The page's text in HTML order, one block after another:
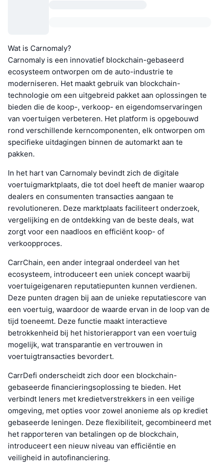
Wat is Carnomaly?
Carnomaly is een innovatief blockchain-gebaseerd
ecosysteem ontworpen om de auto-industrie te
moderniseren. Het maakt gebruik van blockchain-
technologie om een uitgebreid pakket aan oplossingen te
bieden die de koop-, verkoop- en eigendomservaringen
van voertuigen verbeteren. Het platform is opgebouwd
rond verschillende kerncomponenten, elk ontworpen om
specifieke uitdagingen binnen de automarkt aan te
pakken.
In het hart van Carnomaly bevindt zich de digitale
voertuigmarktplaats, die tot doel heeft de manier waarop
dealers en consumenten transacties aangaan te
revolutioneren. Deze marktplaats faciliteert onderzoek,
vergelijking en de ontdekking van de beste deals, wat
zorgt voor een naadloos en efficiënt koop- of
verkoopproces.
CarrChain, een ander integraal onderdeel van het
ecosysteem, introduceert een uniek concept waarbij
voertuigeigenaren reputatiepunten kunnen verdienen.
Deze punten dragen bij aan de unieke reputatiescore van
een voertuig, waardoor de waarde ervan in de loop van de
tijd toeneemt. Deze functie maakt interactieve
betrokkenheid bij het historierapport van een voertuig
mogelijk, wat transparantie en vertrouwen in
voertuigtransacties bevordert.
CarrDefi onderscheidt zich door een blockchain-
gebaseerde financieringsoplossing te bieden. Het
verbindt leners met kredietverstrekkers in een veilige
omgeving, met opties voor zowel anonieme als op krediet
gebaseerde leningen. Deze flexibiliteit, gecombineerd met
het rapporteren van betalingen op de blockchain,
introduceert een nieuw niveau van efficiëntie en
veiligheid in autofinanciering.